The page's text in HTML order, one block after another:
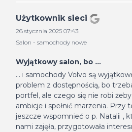
Użytkownik sieci
26 stycznia 2025 07:43
Salon - samochody nowe
Wyjątkowy salon, bo ...
... i samochody Volvo są
problem z dostępnością, bo
portfel, ale czego się nie robi
ambicje i spełnić marzenia. Przy
jeszcze wspomnieć o p. Natalii ,
nami zajęła, przygotowała